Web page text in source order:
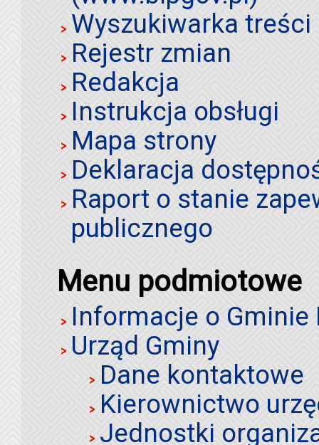
Wyszukiwarka
Rejestr zmian
Redakcja
Instrukcja obsługi
Mapa strony
Deklaracja
Raport o stanie
publicznego
Menu podmiotowe
Informacje o Gminie
Urząd Gminy
Dane kontaktowe
Kierownictwo
Jednostki